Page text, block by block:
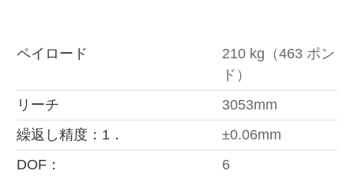
ペイロード
210 kg（463 ポン
ド）
リーチ
3053mm
繰返し精度：1．
±0.06mm
DOF：
6